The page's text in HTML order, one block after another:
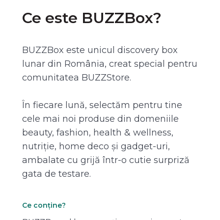
Ce este BUZZBox?
BUZZBox este unicul discovery box
lunar din România, creat special pentru
comunitatea BUZZStore.
În fiecare lună, selectăm pentru tine
cele mai noi produse din domeniile
beauty, fashion, health & wellness,
nutriție, home deco și gadget-uri,
ambalate cu grijă într-o cutie surpriză
gata de testare.
Ce conține?